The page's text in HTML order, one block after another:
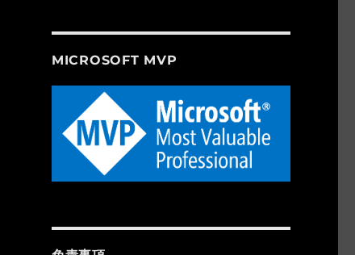
MICROSOFT MVP